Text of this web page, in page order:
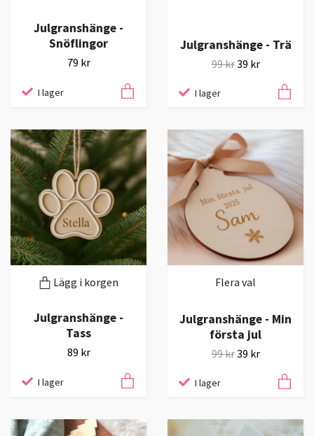
Julgranshänge -
Snöflingor
79 kr
I lager
Julgranshänge - Trä
99 kr39 kr
I lager
Lägg i korgen
Julgranshänge -
Tass
89 kr
I lager
Flera val
Julgranshänge - Min
första jul
99 kr39 kr
I lager